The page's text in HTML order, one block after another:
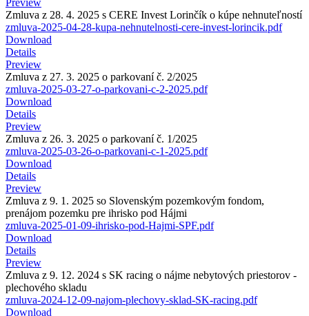
Preview
Zmluva z 28. 4. 2025 s CERE Invest Lorinčík o kúpe nehnuteľností
zmluva-2025-04-28-kupa-nehnutelnosti-cere-invest-lorincik.pdf
Download
Details
Preview
Zmluva z 27. 3. 2025 o parkovaní č. 2/2025
zmluva-2025-03-27-o-parkovani-c-2-2025.pdf
Download
Details
Preview
Zmluva z 26. 3. 2025 o parkovaní č. 1/2025
zmluva-2025-03-26-o-parkovani-c-1-2025.pdf
Download
Details
Preview
Zmluva z 9. 1. 2025 so Slovenským pozemkovým fondom,
prenájom pozemku pre ihrisko pod Hájmi
zmluva-2025-01-09-ihrisko-pod-Hajmi-SPF.pdf
Download
Details
Preview
Zmluva z 9. 12. 2024 s SK racing o nájme nebytových priestorov -
plechového skladu
zmluva-2024-12-09-najom-plechovy-sklad-SK-racing.pdf
Download